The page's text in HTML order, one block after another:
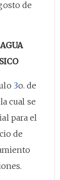
de
3o. de
cual se
para el
de